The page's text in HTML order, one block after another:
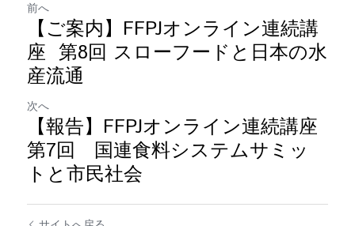
前へ
【ご案内】FFPJオンライン連続講
座 第8回 スローフードと日本の水
産流通
次へ
【報告】FFPJオンライン連続講座
第7回 国連食料システムサミッ
トと市民社会